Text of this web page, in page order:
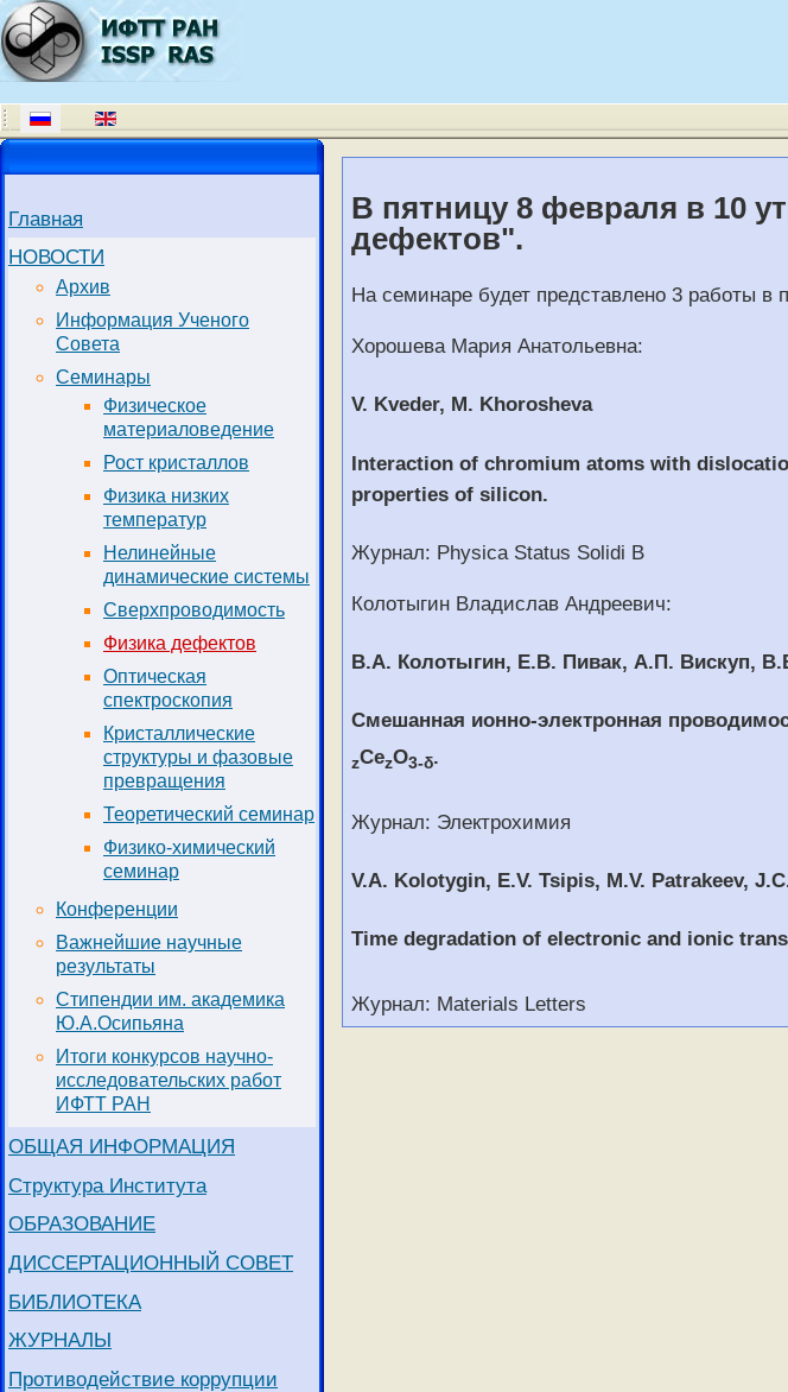
Главная
НОВОСТИ
Архив
Информация Ученого
Совета
Семинары
Физическое
материаловедение
Рост кристаллов
Физика низких
температур
Нелинейные
динамические системы
Сверхпроводимость
Физика дефектов
Оптическая
спектроскопия
Кристаллические
структуры и фазовые
превращения
Теоретический семинар
Физико-химический
семинар
Конференции
Важнейшие научные
результаты
Стипендии им. академика
Ю.А.Осипьяна
Итоги конкурсов научно-
исследовательских работ
ИФТТ РАН
ОБЩАЯ ИНФОРМАЦИЯ
Структура Института
ОБРАЗОВАНИЕ
ДИССЕРТАЦИОННЫЙ СОВЕТ
БИБЛИОТЕКА
ЖУРНАЛЫ
Противодействие коррупции
В пятницу 8 февраля в 10
дефектов".
На семинаре будет представлено 3 работы в
Хорошева Мария Анатольевна:
V. Kveder, М. Khorosheva
Interaction of chromium atoms with
properties of silicon.
Журнал: Physica Status Solidi B
Колотыгин Владислав Андреевич:
В.А. Колотыгин, Е.В. Пивак, А.П. Вискуп,
Смешанная ионно-электронная
zCezO3-δ.
Журнал: Электрохимия
V.A. Kolotygin, E.V. Tsipis, M.V. Patrakeev,
Time degradation of electronic and ionic
Журнал: Materials Letters